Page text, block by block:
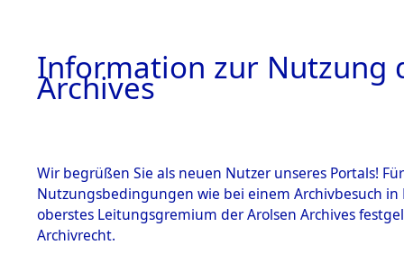
Information zur Nutzung
Archives
Wir begrüßen Sie als neuen Nutzer unseres Portals!
Nutzungsbedingungen wie bei einem Archivbesuch
oberstes Leitungsgremium der Arolsen Archives
Archivrecht.